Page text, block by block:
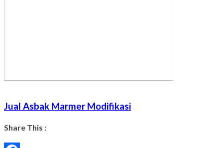
Jual Asbak Marmer Modifikasi
Share This :